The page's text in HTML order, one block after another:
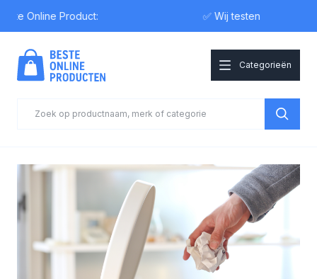
Online Product: ✅ Wij testen
Categorieën